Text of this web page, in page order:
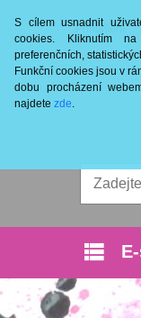
S cílem usnadnit
cookies. Kliknutím
preferenčních,
Funkční cookies jsou v
dobu procházení
najdete zde.
Přihlášení